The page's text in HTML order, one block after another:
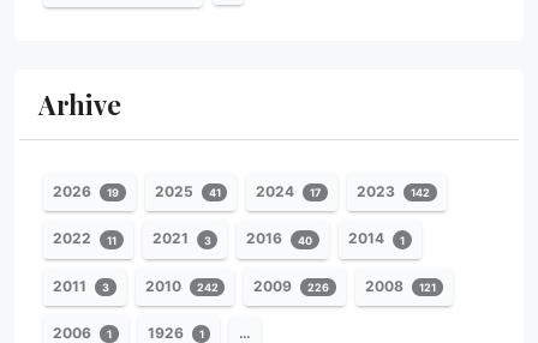
Arhive
2026 19 2025 41 2024 17 2023 142
2022 11 2021 3 2016 40 2014 1
2011 3 2010 242 2009 226 2008 121
2006 1 1926 1 …